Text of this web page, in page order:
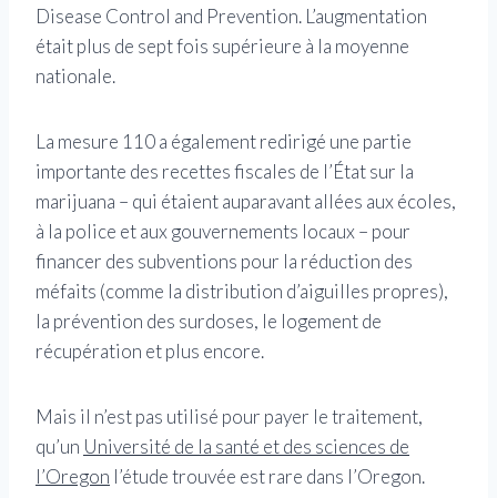
Disease Control and Prevention. L’augmentation
était plus de sept fois supérieure à la moyenne
nationale.
La mesure 110 a également redirigé une partie
importante des recettes fiscales de l’État sur la
marijuana – qui étaient auparavant allées aux écoles,
à la police et aux gouvernements locaux – pour
financer des subventions pour la réduction des
méfaits (comme la distribution d’aiguilles propres),
la prévention des surdoses, le logement de
récupération et plus encore.
Mais il n’est pas utilisé pour payer le traitement,
qu’un Université de la santé et des sciences de
l’Oregon l’étude trouvée est rare dans l’Oregon.